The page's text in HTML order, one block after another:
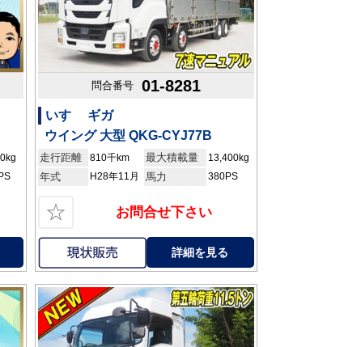
問合番号 01-8281
いすゞ ギガ
ウイング 大型 QKG-CYJ77B
走行距離 810千km 最大積載量 13,400kg
年式 H28年11月 馬力 380PS
☆ お問合せ下さい
詳細を見る